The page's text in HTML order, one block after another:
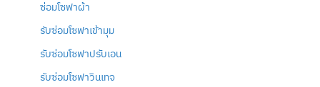
ซ่อมโซฟาผ้า
รับซ่อมโซฟาเข้ามุม
รับซ่อมโซฟาปรับเอน
รับซ่อมโซฟาวินเทจ